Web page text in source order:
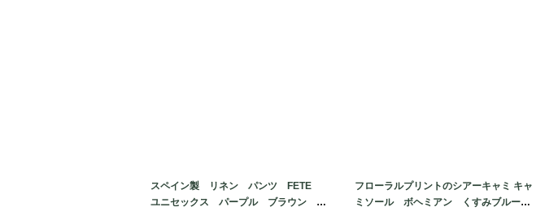
スペイン製 リネン パンツ FETE
ユニセックス パープル ブラウン ピ
フローラルプリントのシアーキャミ キャ
ミソール ボヘミアン くすみブルー